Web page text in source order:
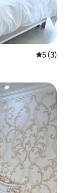
5 de
5 (3)